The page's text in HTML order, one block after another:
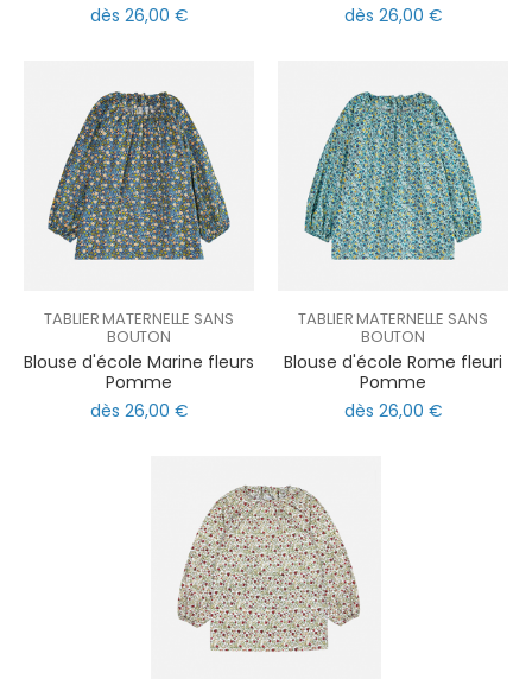
dès 26,00 €
dès 26,00 €
TABLIER MATERNELLE SANS
BOUTON
Blouse d'école Marine fleurs
Pomme
dès 26,00 €
TABLIER MATERNELLE SANS
BOUTON
Blouse d'école Rome fleuri
Pomme
dès 26,00 €